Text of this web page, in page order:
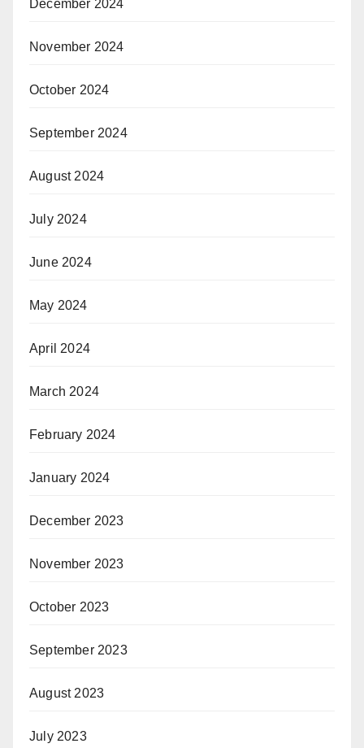
December 2024
November 2024
October 2024
September 2024
August 2024
July 2024
June 2024
May 2024
April 2024
March 2024
February 2024
January 2024
December 2023
November 2023
October 2023
September 2023
August 2023
July 2023